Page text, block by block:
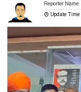
Reporter Name
Update Time :